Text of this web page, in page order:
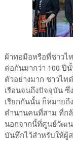
ผ้าทอมือหรือที่ชาวไ
ต่อกันมากว่า 100 ปี
ตัวอย่างมาก ชาวไ
เรือนจนถึงปัจจุบัน ซึ่
เรียกกันนั้น ก็หมายถึ
ตำนานคนที่สาม ที่ก
นอกจากนี้ที่ศูนย์วัฒน
บันทึกไว้สำหรับให้ผู้